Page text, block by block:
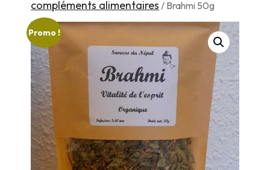
compléments alimentaires / Brahmi 50g
Promo !